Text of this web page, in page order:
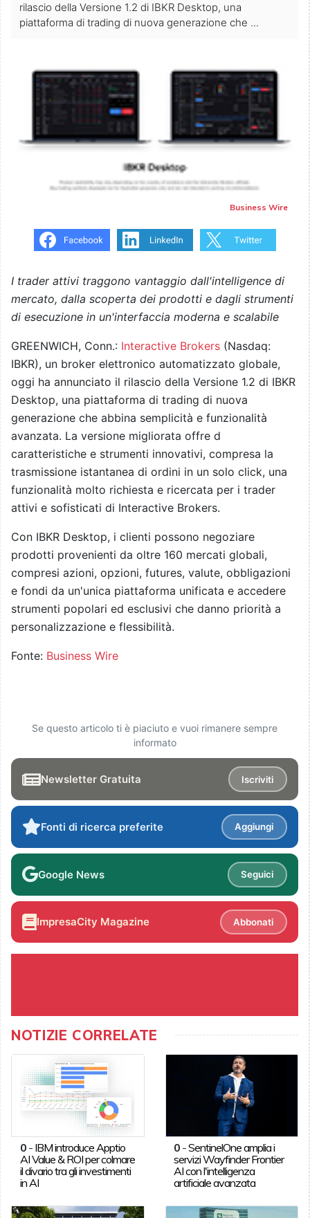
rilascio della Versione 1.2 di IBKR Desktop, una
piattaforma di trading di nuova generazione che ...
Business Wire
I trader attivi traggono vantaggio dall'intelligence di
mercato, dalla scoperta dei prodotti e dagli strumenti
di esecuzione in un'interfaccia moderna e scalabile
GREENWICH, Conn.: Interactive Brokers (Nasdaq:
IBKR), un broker elettronico automatizzato globale,
oggi ha annunciato il rilascio della Versione 1.2 di IBKR
Desktop, una piattaforma di trading di nuova
generazione che abbina semplicità e funzionalità
avanzata. La versione migliorata offre d
caratteristiche e strumenti innovativi, compresa la
trasmissione istantanea di ordini in un solo click, una
funzionalità molto richiesta e ricercata per i trader
attivi e sofisticati di Interactive Brokers.
Con IBKR Desktop, i clienti possono negoziare
prodotti provenienti da oltre 160 mercati globali,
compresi azioni, opzioni, futures, valute, obbligazioni
e fondi da un'unica piattaforma unificata e accedere
strumenti popolari ed esclusivi che danno priorità a
personalizzazione e flessibilità.
Fonte: Business Wire
Se questo articolo ti è piaciuto e vuoi rimanere sempre
informato
Newsletter Gratuita Iscriviti
Fonti di ricerca preferite Aggiungi
Google News Seguici
ImpresaCity Magazine Abbonati
NOTIZIE CORRELATE
0- IBM introduce Apptio
AI Value & ROI per colmare
il divario tra gli investimenti
in AI
0 -SentinelOne amplia i
servizi Wayfinder Frontier
AI con l'intelligenza
artificiale avanzata